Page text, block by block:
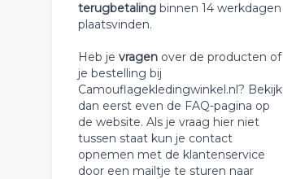
terugbetaling binnen 14 werkdagen
plaatsvinden.
Heb je vragen over de producten of
je bestelling bij
Camouflagekledingwinkel.nl? Bekijk
dan eerst even de FAQ-pagina op
de website. Als je vraag hier niet
tussen staat kun je contact
opnemen met de klantenservice
door een mailtje te sturen naar